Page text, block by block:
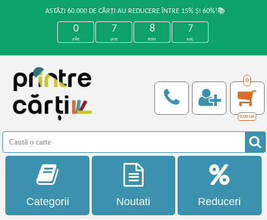
ASTĂZI 60.000 DE CĂRȚI AU REDUCERE ÎNTRE 15% ȘI 60%!📚
0
zile
7
ore
8
min
7
sec
0
0,00 Lei
Categorii Noutati Reduceri